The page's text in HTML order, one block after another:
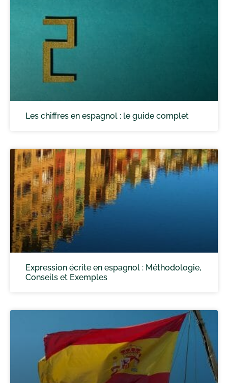
Les chiffres en espagnol : le guide complet
Expression écrite en espagnol : Méthodologie,
Conseils et Exemples